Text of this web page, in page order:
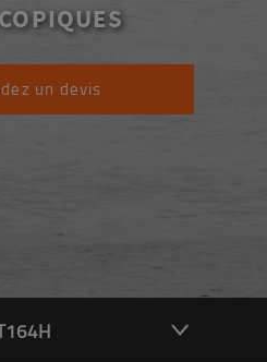
un devis